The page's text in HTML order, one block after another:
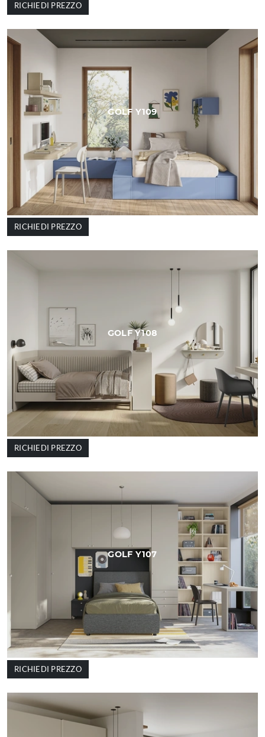
RICHIEDI PREZZO
GOLF Y109
RICHIEDI PREZZO
GOLF Y108
RICHIEDI PREZZO
GOLF Y107
RICHIEDI PREZZO